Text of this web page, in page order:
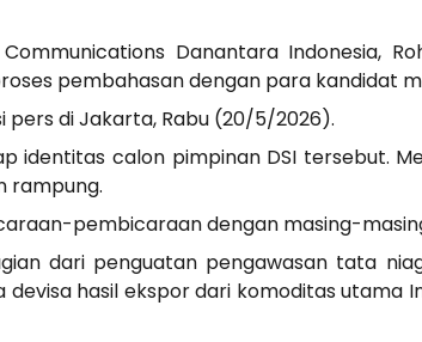
Danantara Indonesia,
pembahasan dengan para kandidat
pers di Jakarta, Rabu (20/5/2026).
identitas calon pimpinan DSI tersebut.
rampung.
pembicaraan dengan masing-
dari penguatan pengawasan tata
hasil ekspor dari komoditas utama